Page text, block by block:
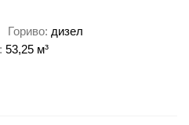
Гориво дизел
53,25 м³